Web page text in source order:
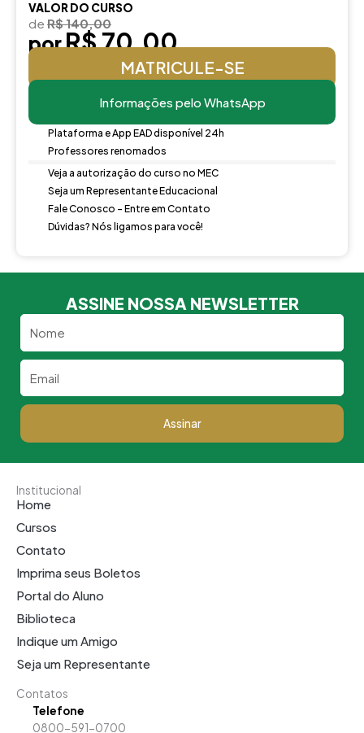
VALOR DO CURSO
de R$ 140,00
porR$ 70,00
MATRICULE-SE
Informações pelo WhatsApp
Plataforma e App EAD disponível 24h
Professores renomados
Veja a autorização do curso no MEC
Seja um Representante Educacional
Fale Conosco - Entre em Contato
Dúvidas? Nós ligamos para você!
ASSINE NOSSA NEWSLETTER
Assinar
Institucional
Home
Cursos
Contato
Imprima seus Boletos
Portal do Aluno
Biblioteca
Indique um Amigo
Seja um Representante
Contatos
Telefone
0800-591-0700